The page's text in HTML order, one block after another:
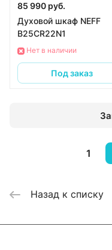
85 990 руб.
Духовой шкаф NEFF
B25CR22N1
Нет в наличии
Под заказ
1
Назад к списку